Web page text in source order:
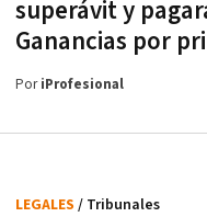
superávit y
Ganancias por
PoriProfesional
LEGALES / Tribunales